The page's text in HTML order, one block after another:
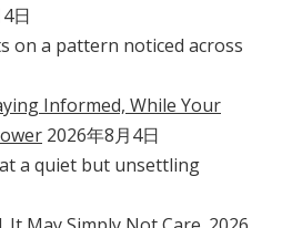
日
on a pattern noticed across
Informed, While Your
2026年8月4日
a quiet but unsettling